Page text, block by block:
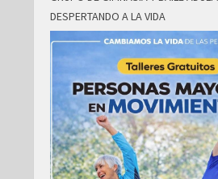
DESPERTANDO A LA VIDA